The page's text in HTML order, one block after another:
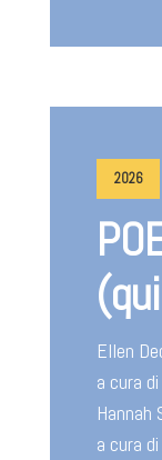
2026
Ellen
a cura
Hannah
a cura